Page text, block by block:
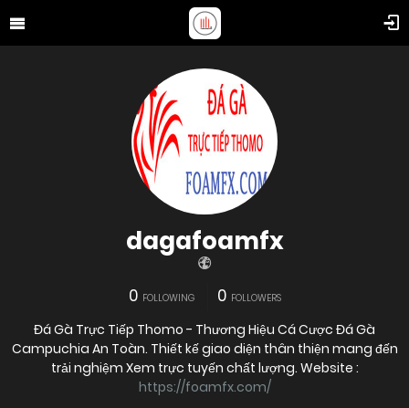
dagafoamfx
0 FOLLOWING 0 FOLLOWERS
Đá Gà Trực Tiếp Thomo - Thương Hiệu Cá Cược Đá Gà
Campuchia An Toàn. Thiết kế giao diện thân thiện mang đến
trải nghiệm Xem trực tuyến chất lượng. Website :
https://foamfx.com/